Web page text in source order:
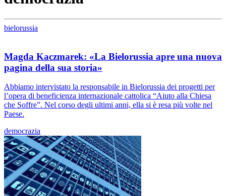
bielorussia
Magda Kaczmarek: «La Bielorussia apre una nuova
pagina della sua storia»
Abbiamo intervistato la responsabile in Bielorussia dei progetti per
l’opera di beneficienza internazionale cattolica “Aiuto alla Chiesa
che Soffre”. Nel corso degli ultimi anni, ella si è resa più volte nel
Paese.
democrazia